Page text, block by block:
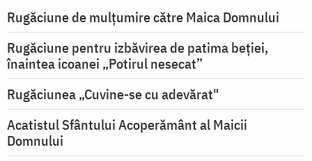
Rugăciune de mulţumire către Maica Domnului
Rugăciune pentru izbăvirea de patima beției,
înaintea icoanei „Potirul nesecat”
Rugăciunea „Cuvine-se cu adevărat"
Acatistul Sfântului Acoperământ al Maicii
Domnului